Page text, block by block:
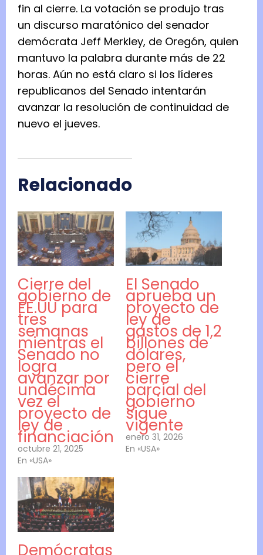
fin al cierre. La votación se produjo tras
un discurso maratónico del senador
demócrata Jeff Merkley, de Oregón, quien
mantuvo la palabra durante más de 22
horas. Aún no está claro si los líderes
republicanos del Senado intentarán
avanzar la resolución de continuidad de
nuevo el jueves.
Relacionado
Cierre del
gobierno de
EE.UU para
tres
semanas
mientras el
Senado no
logra
avanzar por
undécima
vez el
proyecto de
ley de
financiación
octubre 21, 2025
En «USA»
El Senado
aprueba un
proyecto de
ley de
gastos de 1,2
billones de
dólares,
pero el
cierre
parcial del
gobierno
sigue
vigente
enero 31, 2026
En «USA»
Demócratas